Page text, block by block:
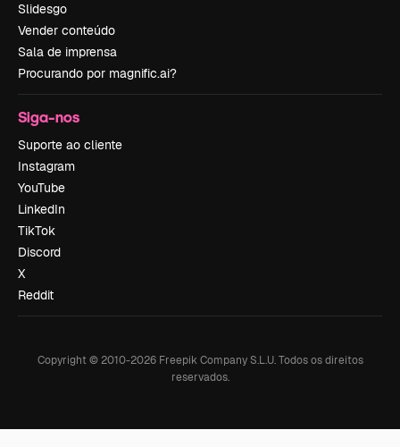
Slidesgo
Vender conteúdo
Sala de imprensa
Procurando por magnific.ai?
Siga-nos
Suporte ao cliente
Instagram
YouTube
LinkedIn
TikTok
Discord
X
Reddit
Copyright © 2010-2026Freepik Company S.L.U. Todos os direitos
reservados.